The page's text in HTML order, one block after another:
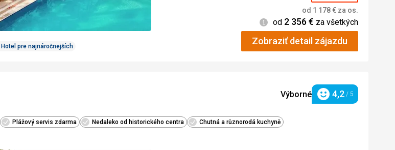
Hotel pre najnáročnejších
od 1 178€ za os.
Informácie
od 2 356€ za všetkých
Zobraziť detail zájazdu
Výborné Hodnotenie
4,2 / 5
Plážový servis zdarma Nedaleko od historického centra Chutná a různorodá kuchyně